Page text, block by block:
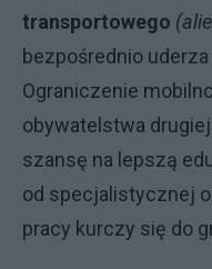
transportowego
bezpośrednio
Ograniczenie
obywatelstwa
szansę na lepszą
od specjalistycznej
pracy kurczy się do